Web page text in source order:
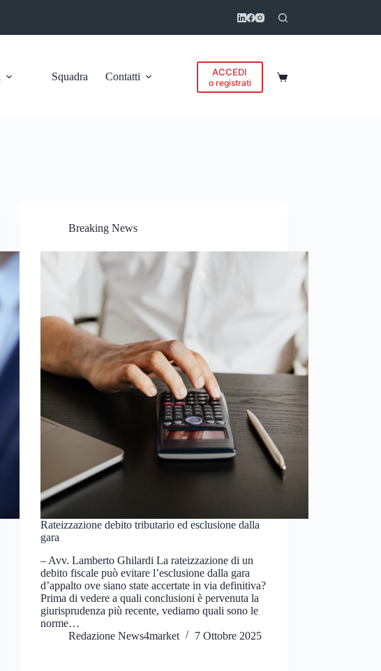
Squadra Contatti ACCEDI
o registrati Carrello
Breaking News
Rateizzazione debito tributario ed esclusione dalla
gara
– Avv. Lamberto Ghilardi La rateizzazione di un
debito fiscale può evitare l’esclusione dalla gara
d’appalto ove siano state accertate in via definitiva?
Prima di vedere a quali conclusioni è pervenuta la
giurisprudenza più recente, vediamo quali sono le
norme…
Redazione News4market
7 Ottobre 2025